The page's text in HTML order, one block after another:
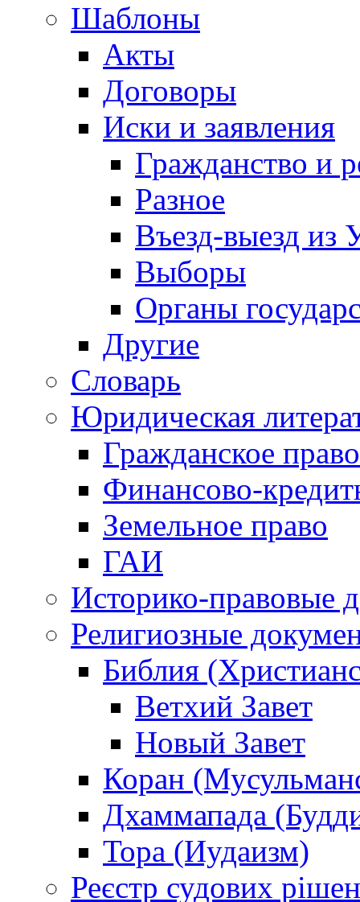
Шаблоны
Акты
Договоры
Иски и заявления
Гражданство и
Разное
Въезд-выезд из
Выборы
Органы
Другие
Словарь
Юридическая
Гражданское право
Финансово-
Земельное право
ГАИ
Историко-правовые
Религиозные
Библия
Ветхий Завет
Новый Завет
Коран
Дхаммапада
Тора (Иудаизм)
Реєстр судових